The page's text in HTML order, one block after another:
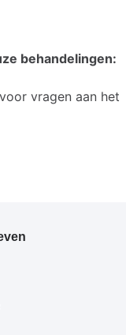
behandelingen:
vragen aan het